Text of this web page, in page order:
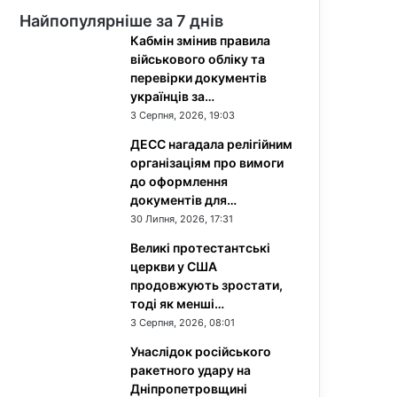
Найпопулярніше за 7 днів
Кабмін змінив правила
військового обліку та
перевірки документів
українців за…
3 Серпня, 2026, 19:03
ДЕСС нагадала релігійним
організаціям про вимоги
до оформлення
документів для…
30 Липня, 2026, 17:31
Великі протестантські
церкви у США
продовжують зростати,
тоді як менші…
3 Серпня, 2026, 08:01
Унаслідок російського
ракетного удару на
Дніпропетровщині